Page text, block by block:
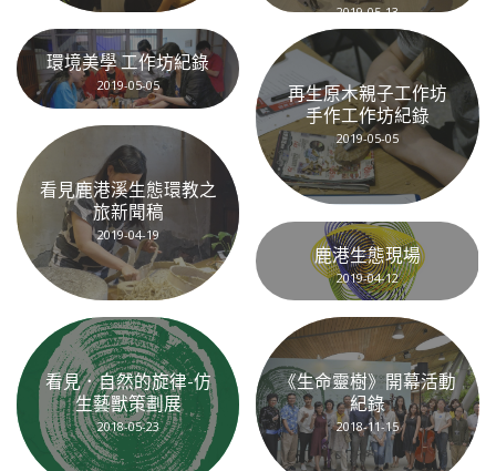
2019-05-13
再生原木親子工作坊
手作工作坊紀錄
2019-05-05
環境美學 工作坊紀錄
2019-05-05
看見鹿港溪生態環教之
旅新聞稿
2019-04-19
鹿港生態現場
2019-04-12
《生命靈樹》開幕活動
紀錄
2018-11-15
看見．自然的旋律-仿
生藝獸策劃展
2018-05-23